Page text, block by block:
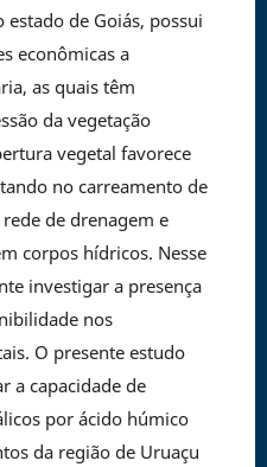
de Goiás, possui
econômicas a
as quais têm
da vegetação
vegetal favorece
no carreamento de
de drenagem e
corpos hídricos. Nesse
investigar a presença
nos
O presente estudo
a capacidade de
por ácido húmico
da região de Uruaçu